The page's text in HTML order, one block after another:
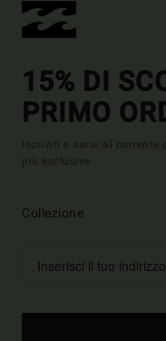
15% DI
PRIMO
Iscriviti e sarai al corrente
più esclusive.
Collezione